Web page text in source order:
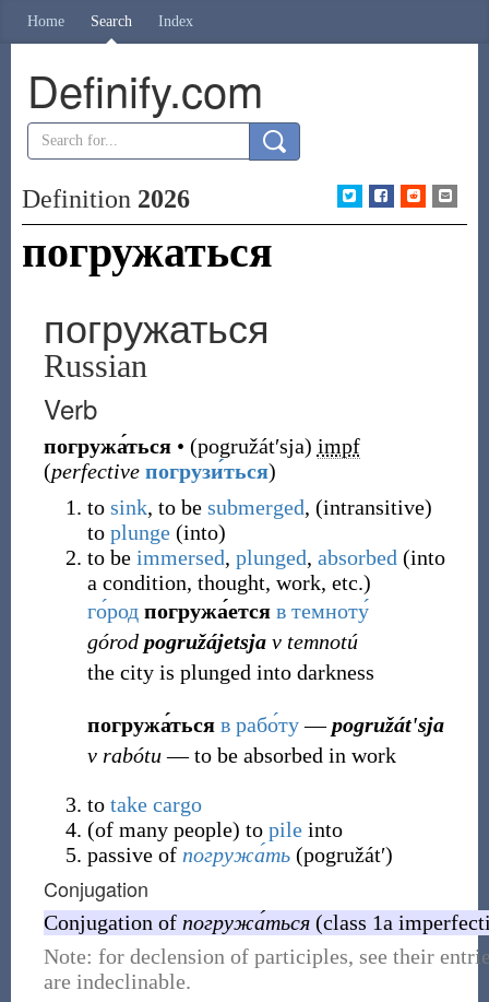
Home Search Index
Definify.com
Definition 2026
погружаться
погружаться
Russian
Verb
погружа́ться • (pogružátʹsja) impf
(perfective погрузи́ться)
to sink, to be submerged, (intransitive)
to plunge(into)
to be immersed, plunged, absorbed (into
a condition, thought, work, etc.)
го́род погружа́ется в темноту́
górod pogružájetsjav temnotú
the city is plunged into darkness
погружа́ться в рабо́ту―pogružátʹsja
v rabótu― to be absorbed in work
to take cargo
(of many people) to pileinto
passive of погружа́ть (pogružátʹ)
Conjugation
Conjugation of погружа́ться(class 1a
Note: for declension of participles, see their
are indeclinable.